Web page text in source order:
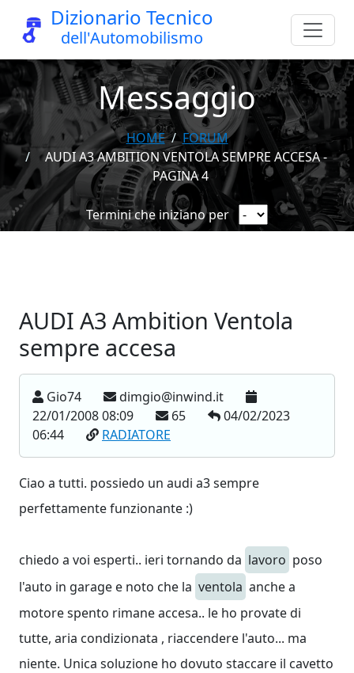
Dizionario Tecnico
dell'Automobilismo
Messaggio
HOME
FORUM
AUDI A3 AMBITION VENTOLA SEMPRE ACCESA -
PAGINA 4
Termini che iniziano per
AUDI A3 Ambition Ventola
sempre accesa
Gio74
dimgio@inwind.it
22/01/2008 08:09
65
04/02/2023
06:44
RADIATORE
Ciao a tutti. possiedo un audi a3 sempre
perfettamente funzionante :)
chiedo a voi esperti.. ieri tornando da lavoro poso
l'auto in garage e noto che la ventola anche a
motore spento rimane accesa.. le ho provate di
tutte, aria condizionata , riaccendere l'auto... ma
niente. Unica soluzione ho dovuto staccare il cavetto